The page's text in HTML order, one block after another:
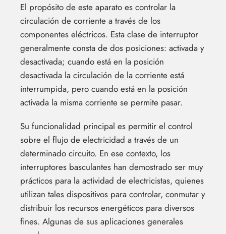
El propósito de este aparato es controlar la
circulación de corriente a través de los
componentes eléctricos. Esta clase de interruptor
generalmente consta de dos posiciones: activada y
desactivada; cuando está en la posición
desactivada la circulación de la corriente está
interrumpida, pero cuando está en la posición
activada la misma corriente se permite pasar.
Su funcionalidad principal es permitir el control
sobre el flujo de electricidad a través de un
determinado circuito. En ese contexto, los
interruptores basculantes han demostrado ser muy
prácticos para la actividad de electricistas, quienes
utilizan tales dispositivos para controlar, conmutar y
distribuir los recursos energéticos para diversos
fines. Algunas de sus aplicaciones generales